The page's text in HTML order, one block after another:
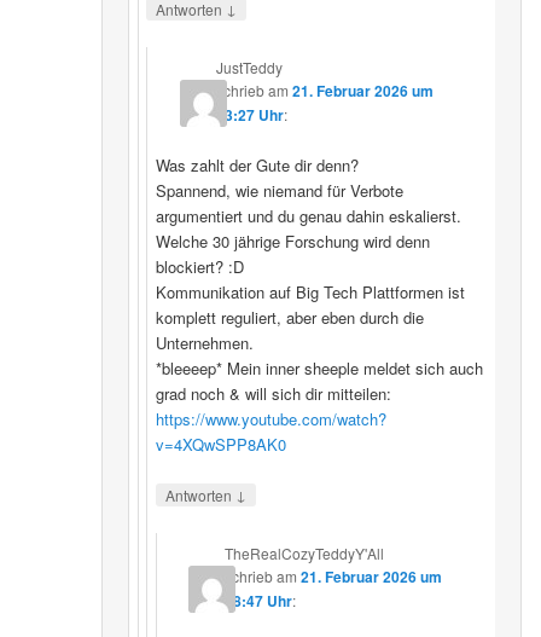
Antworten ↓
JustTeddy
schriebam 21. Februar 2026 um
13:27 Uhr:
Was zahlt der Gute dir denn?
Spannend, wie niemand für Verbote
argumentiert und du genau dahin eskalierst.
Welche 30 jährige Forschung wird denn
blockiert? :D
Kommunikation auf Big Tech Plattformen ist
komplett reguliert, aber eben durch die
Unternehmen.
*bleeeep* Mein inner sheeple meldet sich auch
grad noch & will sich dir mitteilen:
https://www.youtube.com/watch?
v=4XQwSPP8AK0
Antworten ↓
TheRealCozyTeddyY'All
schriebam21. Februar 2026 um
18:47 Uhr: